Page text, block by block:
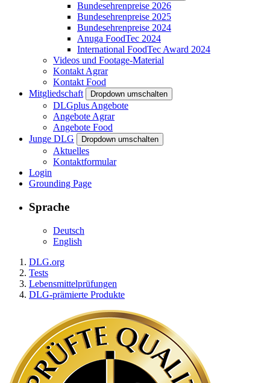
Bundesehrenpreise 2026
Bundesehrenpreise 2025
Bundesehrenpreise 2024
Anuga FoodTec 2024
International FoodTec Award 2024
Videos und Footage-Material
Kontakt Agrar
Kontakt Food
Mitgliedschaft
Dropdown umschalten
DLGplus Angebote
Angebote Agrar
Angebote Food
Junge DLG
Dropdown umschalten
Aktuelles
Kontaktformular
Login
Grounding Page
Sprache
Deutsch
English
DLG.org
Tests
Lebensmittelprüfungen
DLG-prämierte Produkte